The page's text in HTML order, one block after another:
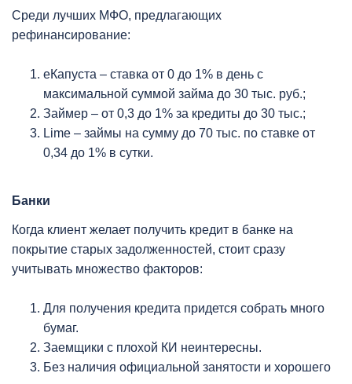
Среди лучших МФО, предлагающих
рефинансирование:
еКапуста – ставка от 0 до 1% в день с
максимальной суммой займа до 30 тыс. руб.;
Займер – от 0,3 до 1% за кредиты до 30 тыс.;
Lime – займы на сумму до 70 тыс. по ставке от
0,34 до 1% в сутки.
Банки
Когда клиент желает получить кредит в банке на
покрытие старых задолженностей, стоит сразу
учитывать множество факторов:
Для получения кредита придется собрать много
бумаг.
Заемщики с плохой КИ неинтересны.
Без наличия официальной занятости и хорошего